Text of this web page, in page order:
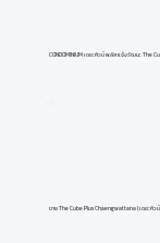
CONDOMINIUM เดอะคิวบ์ พลัส แจ้งวัฒนะ The
ขาย The Cube Plus Chaengwattana (เดอะคิ